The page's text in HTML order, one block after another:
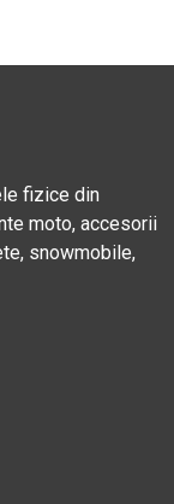
fizice din
moto, accesorii
snowmobile,